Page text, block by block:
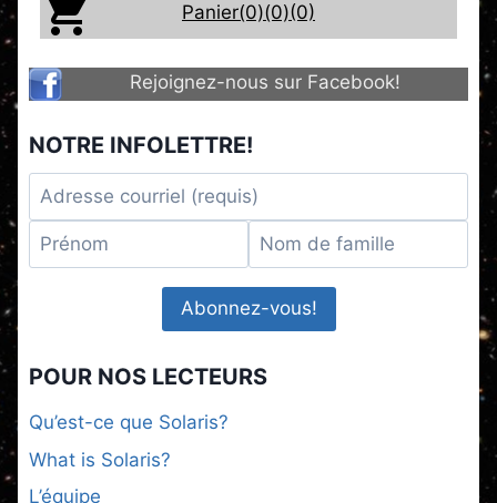
Panier(0)(0)(0)
Rejoignez-nous sur Facebook!
NOTRE INFOLETTRE!
POUR NOS LECTEURS
Qu’est-ce que Solaris?
What is Solaris?
L’équipe